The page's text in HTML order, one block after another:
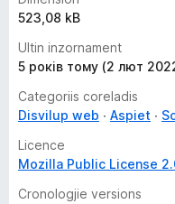
523,08 kB
Ultin inzornament
5 років тому (2 лют
Categoriis coreladis
Disvilup web
Aspiet
Licence
Mozilla Public License
Cronologjie versions